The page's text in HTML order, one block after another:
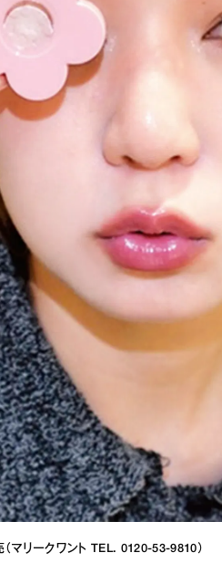
マリークワント TEL. 0120-53-9810）